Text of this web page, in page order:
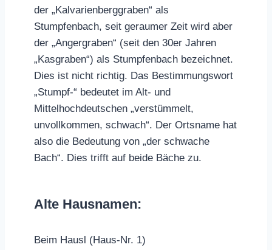
der „Kalvarienberggraben“ als
Stumpfenbach, seit geraumer Zeit wird aber
der „Angergraben“ (seit den 30er Jahren
„Kasgraben“) als Stumpfenbach bezeichnet.
Dies ist nicht richtig. Das Bestimmungswort
„Stumpf-“ bedeutet im Alt- und
Mittelhochdeutschen „verstümmelt,
unvollkommen, schwach“. Der Ortsname hat
also die Bedeutung von „der schwache
Bach“. Dies trifft auf beide Bäche zu.
Alte Hausnamen:
Beim Hausl (Haus-Nr. 1)